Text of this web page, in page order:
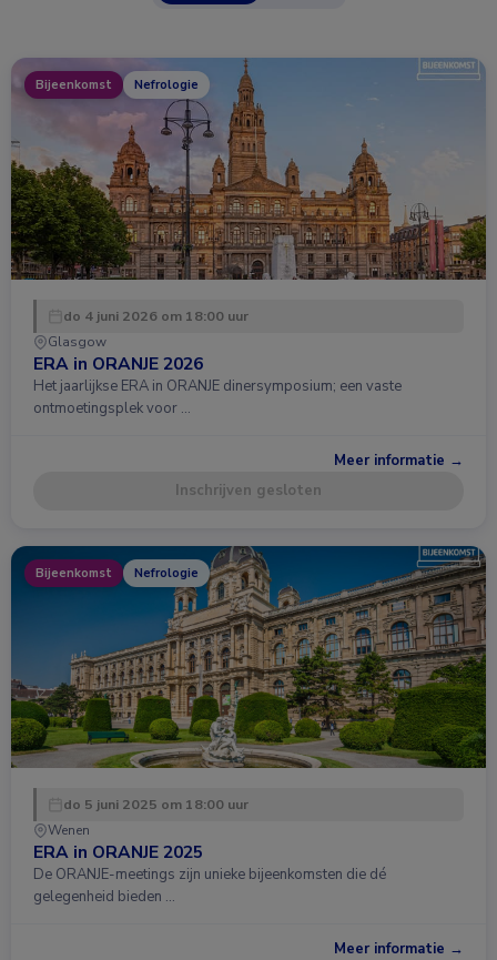
Bijeenkomst Nefrologie
do 4 juni 2026 om 18:00 uur
Glasgow
ERA in ORANJE 2026
Het jaarlijkse ERA in ORANJE dinersymposium; een vaste
ontmoetingsplek voor …
Meer informatie →
Inschrijven gesloten
Bijeenkomst Nefrologie
do 5 juni 2025 om 18:00 uur
Wenen
ERA in ORANJE 2025
De ORANJE-meetings zijn unieke bijeenkomsten die dé
gelegenheid bieden …
Meer informatie →